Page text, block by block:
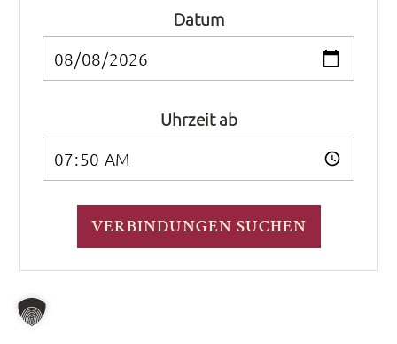
Datum
Uhrzeit ab
VERBINDUNGEN SUCHEN